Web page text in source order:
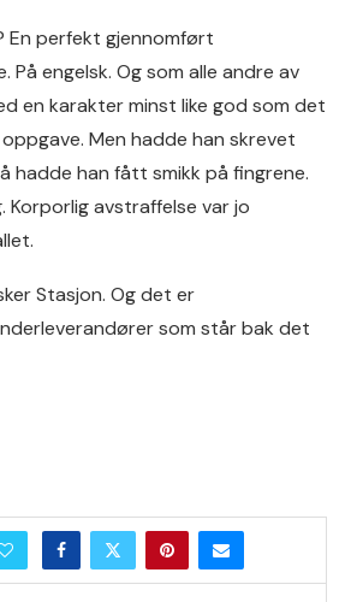
En perfekt gjennomført
På engelsk. Og som alle andre av
en karakter minst like god som det
Men hadde han skrevet
hadde han fått smikk på fingrene.
Korporlig avstraffelse var jo
Stasjon. Og det er
som står bak det